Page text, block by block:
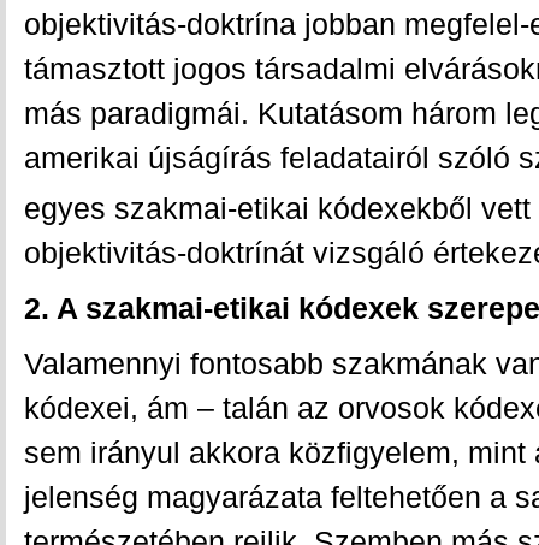
objektivitás-doktrína jobban
támasztott jogos társadalmi
más paradigmái. Kutatásom három
amerikai újságírás feladatairól szóló
egyes szakmai-etikai kódexekből
objektivitás-doktrínát vizsgáló
2. A szakmai-etikai kódexek szerepe
Valamennyi fontosabb szakmának
kódexei, ám – talán az orvosok
sem irányul akkora közfigyelem, mint
jelenség magyarázata feltehetően a